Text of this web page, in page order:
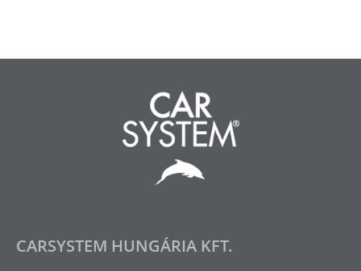
CARSYSTEM HUNGÁRIA KFT.